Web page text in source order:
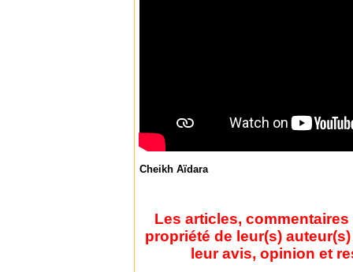
Cheikh Aïdara
Les articles,
propriété de leur(s)
leur avis, opinion et